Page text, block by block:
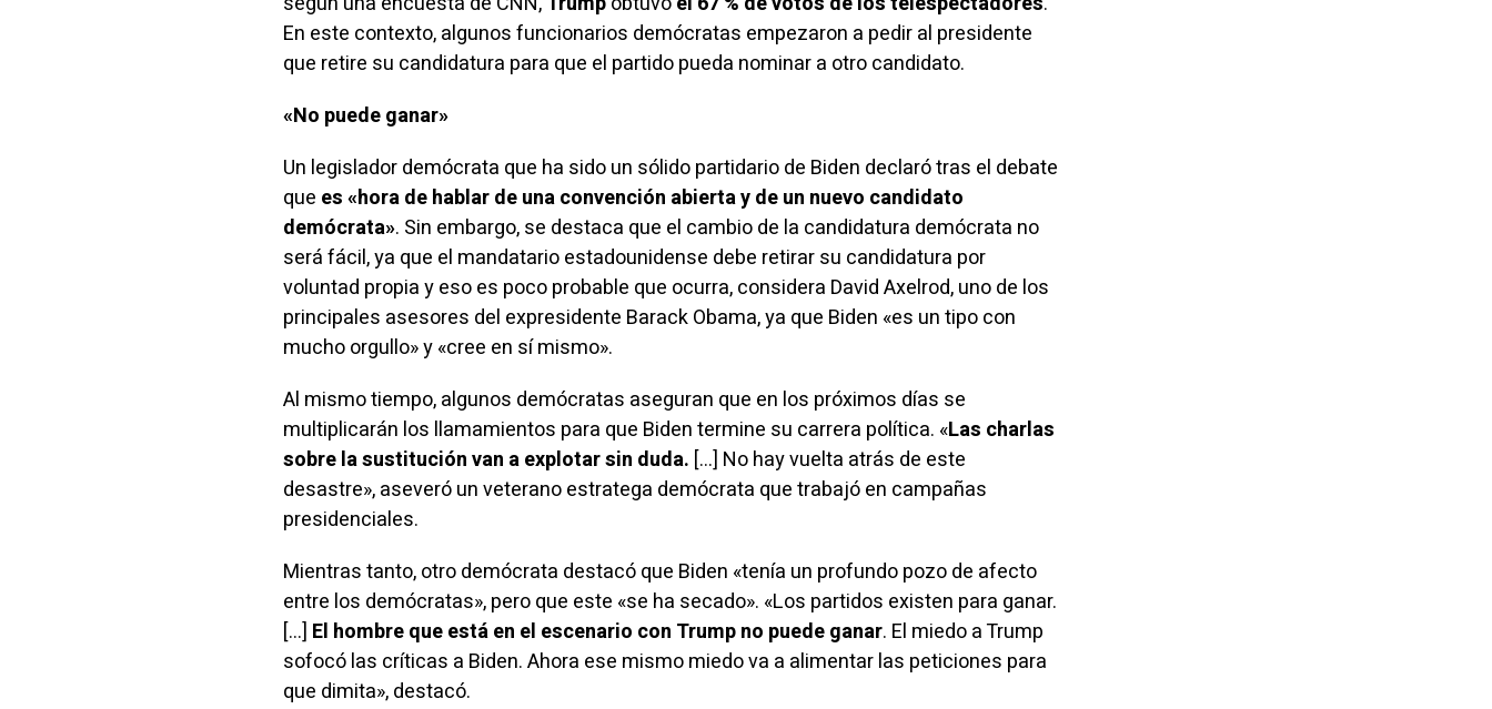
En este contexto, algunos funcionarios demócratas empezaron a pedir al presidente
que retire su candidatura para que el partido pueda nominar a otro candidato.
«No puede ganar»
Un legislador demócrata que ha sido un sólido partidario de Biden declarótras el debate
que es «hora de hablar de una convención abierta y de un nuevo candidato
demócrata». Sin embargo, se destaca que el cambio de la candidatura demócrata no
será fácil, ya que el mandatario estadounidense debe retirar su candidatura por
voluntad propia y eso es poco probable que ocurra, considera David Axelrod, uno de los
principales asesores del expresidente Barack Obama, ya que Biden «es un tipo con
mucho orgullo» y «cree en sí mismo».
Al mismo tiempo, algunos demócratas aseguran que en los próximos días se
multiplicarán los llamamientos para que Biden termine su carrera política. «Las charlas
sobre la sustitución van a explotar sin duda. […] No hay vuelta atrás de este
desastre», aseveró un veterano estratega demócrata que trabajó en campañas
presidenciales.
Mientras tanto, otro demócrata destacóque Biden «tenía un profundo pozo de afecto
entre los demócratas», pero que este «se ha secado». «Los partidos existen para ganar.
[…] El hombre que está en el escenario con Trump no puede ganar. El miedo a Trump
sofocó las críticas a Biden. Ahora ese mismo miedo va a alimentar las peticiones para
que dimita», destacó.